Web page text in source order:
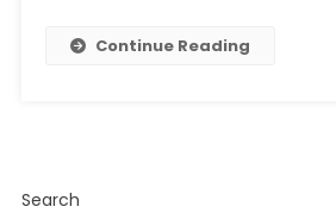
Continue Reading
Search